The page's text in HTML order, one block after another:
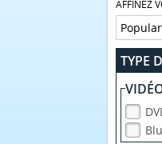
AFFINEZ
TYPE